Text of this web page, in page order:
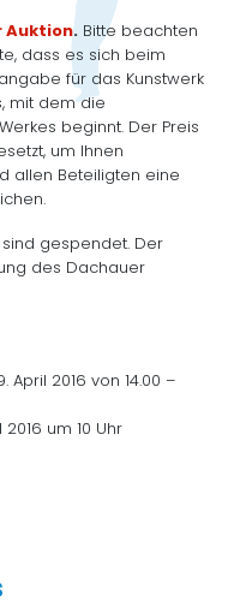
Auktion. Bitte beachten
dass es sich beim
für das Kunstwerk
mit dem die
beginnt. Der Preis
um Ihnen
allen Beteiligten eine
gespendet. Der
des Dachauer
April 2016 von 14.00 –
um 10 Uhr